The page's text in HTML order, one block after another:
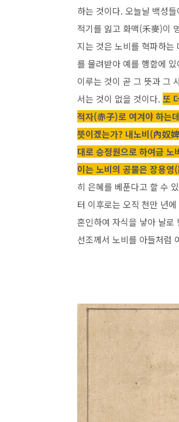
하는 것이다. 오늘날 백성들
적기를 잃고 화맥(禾麥)이
지는 것은 노비를 혁파하는
를 물려받아 예를 행함에
이루는 것이 곧 그 뜻과 그
서는 것이 없을 것이다. 또
적자(赤子)로 여겨야 하는
뜻이겠는가? 내노비(內奴
대로 승정원으로 하여금
이는 노비의 공물은 장용
히 은혜를 베푼다고 할 수
터 이후로는 오직 천만 년
혼인하여 자식을 낳아 날
선조께서 노비를 아들처럼